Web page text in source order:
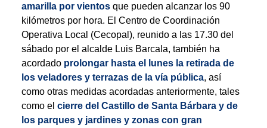
amarilla por vientos que pueden alcanzar los 90
kilómetros por hora. El Centro de Coordinación
Operativa Local (Cecopal), reunido a las 17.30 del
sábado por el alcalde Luis Barcala, también ha
acordado prolongar hasta el lunes la retirada de
los veladores y terrazas de la vía pública, así
como otras medidas acordadas anteriormente, tales
como el cierre del Castillo de Santa Bárbara y de
los parques y jardines y zonas con gran